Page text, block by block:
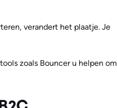
verandert het plaatje. Je
zoals Bouncer u helpen om